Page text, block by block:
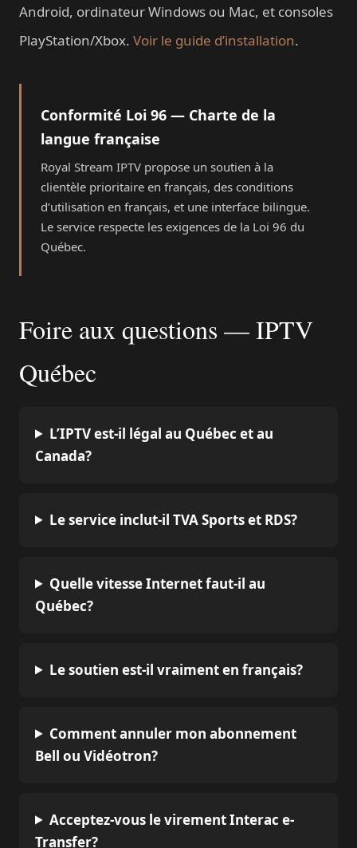
Android, ordinateur Windows ou Mac, et consoles
PlayStation/Xbox. Voir le guide d’installation.
Conformité Loi 96 — Charte de la
langue française
Royal Stream IPTV propose un soutien à la
clientèle prioritaire en français, des conditions
d’utilisation en français, et une interface bilingue.
Le service respecte les exigences de la Loi 96 du
Québec.
Foire aux questions — IPTV
Québec
L’IPTV est-il légal au Québec et au
Canada?
Le service inclut-il TVA Sports et RDS?
Quelle vitesse Internet faut-il au
Québec?
Le soutien est-il vraiment en français?
Comment annuler mon abonnement
Bell ou Vidéotron?
Acceptez-vous le virement Interac e-
Transfer?